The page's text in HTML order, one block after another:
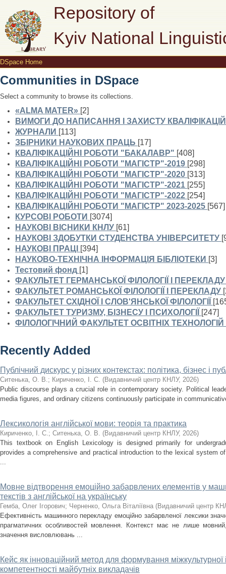
Repository of
Kyiv National
DSpace Home
DSpace Home
Communities in DSpace
Select a community to browse its collections.
«ALMA MATER» [2]
ВИМОГИ ДО НАПИСАННЯ І ЗАХИСТУ
ЖУРНАЛИ [113]
ЗБІРНИКИ НАУКОВИХ ПРАЦЬ [17]
КВАЛІФІКАЦІЙНІ РОБОТИ "БАКАЛАВР" [408]
КВАЛІФІКАЦІЙНІ РОБОТИ "МАГІСТР"-2019 [298]
КВАЛІФІКАЦІЙНІ РОБОТИ "МАГІСТР"-2020 [313]
КВАЛІФІКАЦІЙНІ РОБОТИ "МАГІСТР"-2021 [255]
КВАЛІФІКАЦІЙНІ РОБОТИ "МАГІСТР"-2022 [254]
КВАЛІФІКАЦІЙНІ РОБОТИ "МАГІСТР" 2023-2025 [567]
КУРСОВІ РОБОТИ [3074]
НАУКОВІ ВІСНИКИ КНЛУ [61]
НАУКОВІ ЗДОБУТКИ СТУДЕНСТВА УНІВЕРСИТЕТУ
НАУКОВІ ПРАЦІ [394]
НАУКОВО-ТЕХНІЧНА ІНФОРМАЦІЯ БІБЛІОТЕКИ [3]
Тестовий фонд [1]
ФАКУЛЬТЕТ ГЕРМАНСЬКОЇ ФІЛОЛОГІЇ І ПЕРЕКЛАДУ
ФАКУЛЬТЕТ РОМАНСЬКОЇ ФІЛОЛОГІЇ І ПЕРЕКЛАДУ
ФАКУЛЬТЕТ СХІДНОЇ І СЛОВ'ЯНСЬКОЇ ФІЛОЛОГІЇ
ФАКУЛЬТЕТ ТУРИЗМУ, БІЗНЕСУ І ПСИХОЛОГІЇ
[247]
ФІЛОЛОГІЧНИЙ ФАКУЛЬТЕТ ОСВІТНІХ ТЕХНОЛОГІЙ
Recently Added
Публічний дискурс у різних контекстах: політика, бізнес і
Ситенька, О. В.; Кириченко, І. С. (Видавничий центр КНЛУ, 2026)
Public discourse plays a crucial role in contemporary society. Political
media figures, and ordinary citizens continuously participate in
Лексикологія англійської мови: теорія та практика
Кириченко, І. С.; Ситенька, О. В. (Видавничий центр КНЛУ, 2026)
This textbook on English Lexicology is designed primarily for
provides a comprehensive and practical introduction to the lexical system
...
Мовне відтворення емоційно забарвлених елементів у
текстів з англійської на українську
Гемба, Олег Ігорович; Черненко, Ольга Віталіївна (Видавничий центр
Ефективність машинного перекладу емоційно забарвленої лексики
прагматичних особливостей мовлення. Контекст має не лише
значення висловлювань ...
Кейс як інноваційний метод для формування міжкультурної
компетентності майбутніх викладачів